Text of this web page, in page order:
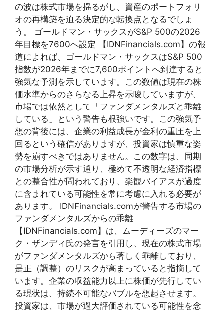
の波は株式市場を揺るがし、資産のポートフォリ
オの再構築を迫る決定的な転換点となるでしょ
う。 ゴールドマン・サックスがS&P 500の2026
年目標を7600へ設定 【IDNFinancials.com】の報
道によれば、ゴールドマン・サックスはS&P 500
指数が2026年までに7,600ポイントへ到達すると
強気な予測を示しています。この数値は現在の株
価水準からのさらなる上昇を示唆していますが、
市場では依然として「ファンダメンタルズと乖離
している」という警告も根強いです。この強気予
想の背後には、企業の利益成長が金利の重圧を上
回るという確信がありますが、投資家は慎重な姿
勢を崩すべきではありません。この数字は、同期
の市場分析が示す通り、極めて不透明な経済指標
との整合性が問われており、楽観バイアスが過度
に含まれている可能性を常に考慮に入れる必要が
あります。 IDNFinancials.comが警告する市場の
ファンダメンタルズからの乖離
【IDNFinancials.com】は、ムーディーズのマー
ク・ザンディ氏の発言を引用し、現在の株式市場
がファンダメンタルズから著しく乖離しており、
是正（調整）のリスクが高まっていると指摘して
います。企業の収益能力以上に株価が先行してい
る現状は、持続不可能なバブルを想起させます。
投資家は、市場が過大評価されている可能性を念